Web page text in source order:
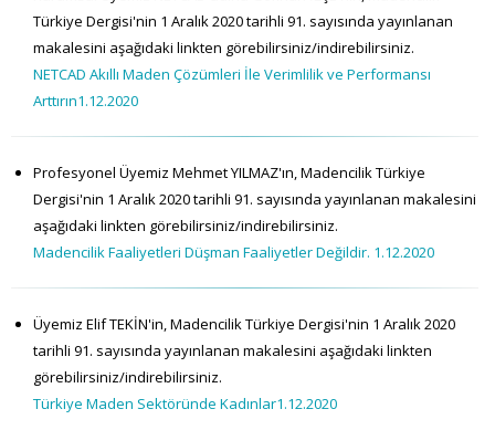
Türkiye Dergisi'nin 1 Aralık 2020 tarihli 91. sayısında yayınlanan
makalesini aşağıdaki linkten görebilirsiniz/indirebilirsiniz.
NETCAD Akıllı Maden Çözümleri İle Verimlilik ve Performansı
Arttırın1.12.2020
Profesyonel Üyemiz Mehmet YILMAZ'ın, Madencilik Türkiye
Dergisi'nin 1 Aralık 2020 tarihli 91. sayısında yayınlanan makalesini
aşağıdaki linkten görebilirsiniz/indirebilirsiniz.
Madencilik Faaliyetleri Düşman Faaliyetler Değildir. 1.12.2020
Üyemiz Elif TEKİN'in, Madencilik Türkiye Dergisi'nin 1 Aralık 2020
tarihli 91. sayısında yayınlanan makalesini aşağıdaki linkten
görebilirsiniz/indirebilirsiniz.
Türkiye Maden Sektöründe Kadınlar1.12.2020